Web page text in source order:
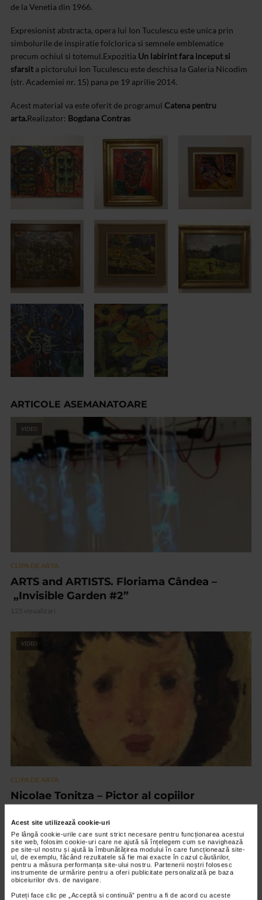
Acest site utilizează cookie-uri
Pe lângă cookie-urile care sunt strict necesare pentru funcționarea acestui
site web, folosim cookie-uri care ne ajută să înțelegem cum se navighează
pe site-ul nostru și ajută la îmbunătățirea modului în care funcționează site-
ul, de exemplu, făcând rezultatele să fie mai exacte în cazul căutărilor,
pentru a măsura performanța site-ului nostru. Partenerii noștri folosesc
instrumente de urmărire pentru a oferi publicitate personalizată pe baza
obiceiurilor dvs. de navigare.
Puteți face clic pe „Acceptă si continuă” pentru a fi de acord cu aceste
de la Venetia din 1966.
Expresionist abstracta, opera lui Ion Tuculescu este unica prin
simbolurile de inspiratie folclorica si semnele emblematice
precum ochiul si totemul.Expozitia Un labirint fara inceput si
sfarsit a pictorului Ion Tuculescu este deschisa la Galeria Nicodim
(str. Academiei nr. 15) pana pe 19 aprilie 2014.
Acest material va este oferit de programul Catena pentru
arta.Realizator: Bogdana Contras
ARTICOLE ASEMANATOARE
VIDEO
CLIPA DE ARTA
ARTS and ARTISTS. Floriama Cândea –
„Invisible Garden #2”
125 vizualizari
VIDEO
CLIPA DE ARTA
Nicolae Tonitza – Pictor al copiilor
VIDEO